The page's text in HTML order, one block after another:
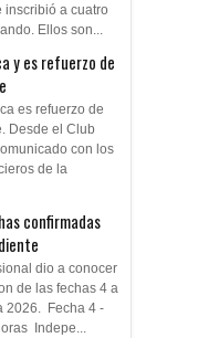
inscribió a cuatro
Ellos son...
y es refuerzo de
es refuerzo de
Desde el Club
con los
de la
confirmadas
dio a conocer
de las fechas 4 a
2026. Fecha 4 -
Indepe...